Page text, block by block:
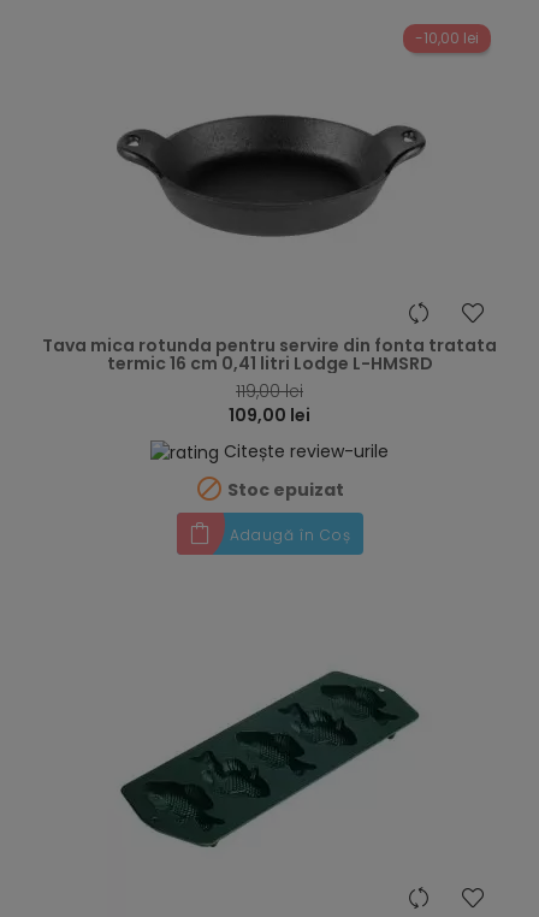
-10,00 lei
Tava mica rotunda pentru servire din fonta tratata
termic 16 cm 0,41 litri Lodge L-HMSRD
119,00 lei
109,00 lei
Citește review-urile
 Stoc epuizat
Adaugă în Coș